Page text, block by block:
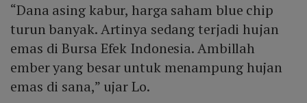
“Dana asing kabur, harga saham blue chip
turun banyak. Artinya sedang terjadi hujan
emas di Bursa Efek Indonesia. Ambillah
ember yang besar untuk menampung hujan
emas di sana,” ujar Lo.